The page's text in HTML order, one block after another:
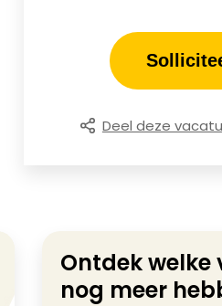
Deel deze
Ontdek
nog meer